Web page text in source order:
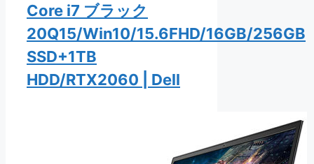
Core i7 ブラック
20Q15/Win10/15.6FHD/16GB/256GB
SSD+1TB
HDD/RTX2060 | Dell